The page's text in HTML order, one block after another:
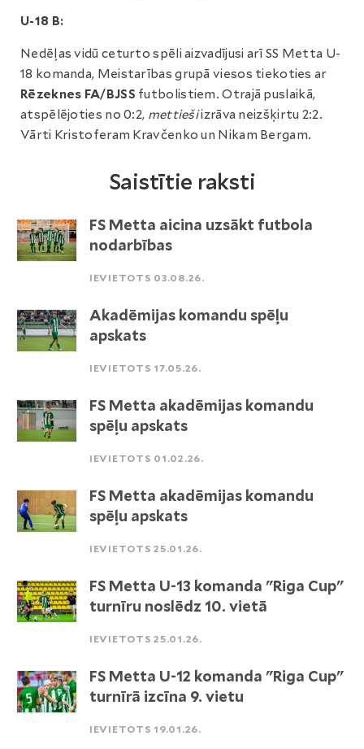
U-18 B:
Nedēļas vidū ceturto spēli aizvadījusi arī SS Metta U-
18 komanda, Meistarības grupā viesos tiekoties ar
Rēzeknes FA/BJSS futbolistiem. Otrajā puslaikā,
atspēlējoties no 0:2, mettiešiizrāva neizšķirtu 2:2.
Vārti Kristoferam Kravčenko un Nikam Bergam.
Saistītie raksti
FS Metta aicina uzsākt futbola
nodarbības
IEVIETOTS 03.08.26.
Akadēmijas komandu spēļu
apskats
IEVIETOTS 17.05.26.
FS Metta akadēmijas komandu
spēļu apskats
IEVIETOTS 01.02.26.
FS Metta akadēmijas komandu
spēļu apskats
IEVIETOTS 25.01.26.
FS Metta U-13 komanda "Riga Cup"
turnīru noslēdz 10. vietā
IEVIETOTS 25.01.26.
FS Metta U-12 komanda "Riga Cup"
turnīrā izcīna 9. vietu
IEVIETOTS 19.01.26.